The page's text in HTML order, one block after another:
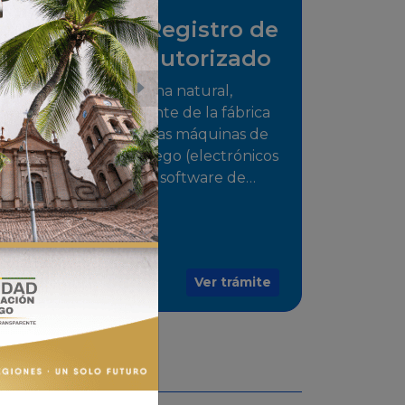
Solicitud de Registro de
distribuidor autorizado
Tramite para la persona natural,
jurídica o representante de la fábrica
que comercializarán las máquinas de
juego o medios de juego (electrónicos
o electromecánicos o software de
juegos) de las Empresas Fabricantes
Autorizadas
Ver trámite